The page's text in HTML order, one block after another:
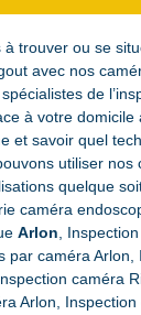
trouver ou se
avec nos
de
à votre domicile
et savoir quel
utiliser
quelque
caméra
Arlon ,
par caméra
caméra
Arlon, Inspection